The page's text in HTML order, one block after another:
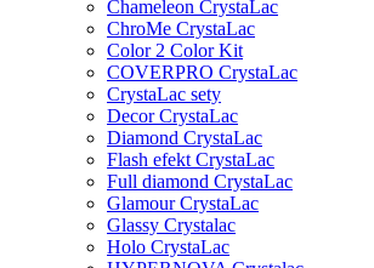
Chameleon CrystaLac
ChroMe CrystaLac
Color 2 Color Kit
COVERPRO CrystaLac
CrystaLac sety
Decor CrystaLac
Diamond CrystaLac
Flash efekt CrystaLac
Full diamond CrystaLac
Glamour CrystaLac
Glassy Crystalac
Holo CrystaLac